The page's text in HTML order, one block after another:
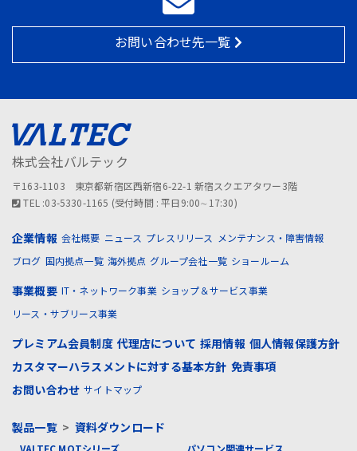
お問い合わせ先一覧
株式会社バルテック
〒163-1103 東京都新宿区西新宿6-22-1 新宿スクエアタワー3階
TEL :03-5330-1165 (受付時間 : 平日9:00∼17:30)
企業情報 会社概要 ニュース プレスリリース
メンテナンス・障害情報
ブログ 国内拠点一覧 海外拠点 グループ会社一覧 ショールーム
事業概要 IT・ネットワーク事業 ショップ＆サービス事業
リース・サブリース事業
プレミアム会員制度 代理店について 採用情報 個人情報保護方針
カスタマーハラスメントに対する基本方針 免責事項
お問い合わせ サイトマップ
製品一覧> 資料ダウンロード